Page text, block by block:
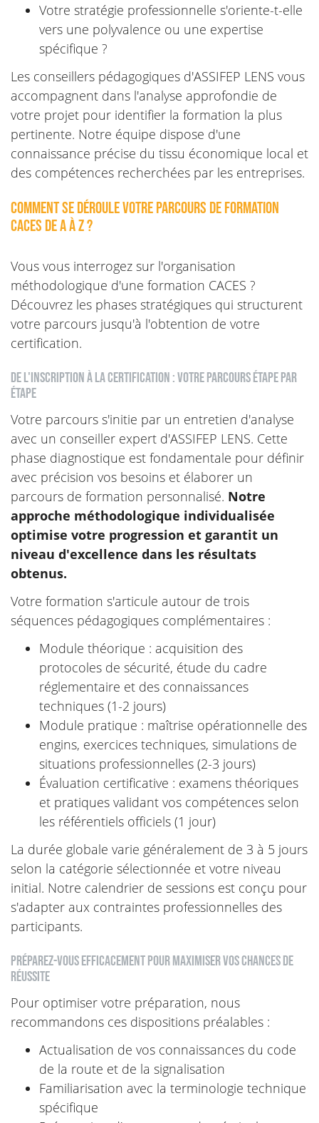
Votre stratégie professionnelle s'oriente-t-elle
vers une polyvalence ou une expertise
spécifique ?
Les conseillers pédagogiques d'ASSIFEP LENS vous
accompagnent dans l'analyse approfondie de
votre projet pour identifier la formation la plus
pertinente. Notre équipe dispose d'une
connaissance précise du tissu économique local et
des compétences recherchées par les entreprises.
Comment se déroule votre parcours de formation
CACES de A à Z ?
Vous vous interrogez sur l'organisation
méthodologique d'une formation CACES ?
Découvrez les phases stratégiques qui structurent
votre parcours jusqu'à l'obtention de votre
certification.
De l'inscription à la certification : votre parcours étape par
étape
Votre parcours s'initie par un entretien d'analyse
avec un conseiller expert d'ASSIFEP LENS. Cette
phase diagnostique est fondamentale pour définir
avec précision vos besoins et élaborer un
parcours de formation personnalisé. Notre
approche méthodologique individualisée
optimise votre progression et garantit un
niveau d'excellence dans les résultats
obtenus.
Votre formation s'articule autour de trois
séquences pédagogiques complémentaires :
Module théorique : acquisition des
protocoles de sécurité, étude du cadre
réglementaire et des connaissances
techniques (1-2 jours)
Module pratique : maîtrise opérationnelle des
engins, exercices techniques, simulations de
situations professionnelles (2-3 jours)
Évaluation certificative : examens théoriques
et pratiques validant vos compétences selon
les référentiels officiels (1 jour)
La durée globale varie généralement de 3 à 5 jours
selon la catégorie sélectionnée et votre niveau
initial. Notre calendrier de sessions est conçu pour
s'adapter aux contraintes professionnelles des
participants.
Préparez-vous efficacement pour maximiser vos chances de
réussite
Pour optimiser votre préparation, nous
recommandons ces dispositions préalables :
Actualisation de vos connaissances du code
de la route et de la signalisation
Familiarisation avec la terminologie technique
spécifique